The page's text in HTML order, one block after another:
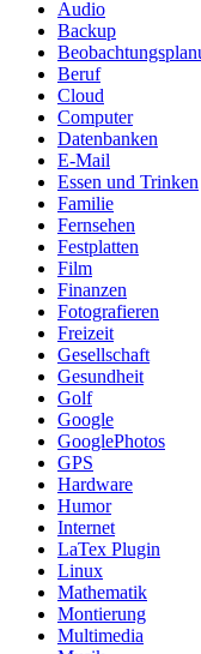
Audio
Backup
Beruf
Cloud
Computer
Datenbanken
E-Mail
Essen und Trinken
Familie
Fernsehen
Festplatten
Film
Finanzen
Fotografieren
Freizeit
Gesellschaft
Gesundheit
Golf
Google
GooglePhotos
GPS
Hardware
Humor
Internet
LaTex Plugin
Linux
Mathematik
Montierung
Multimedia